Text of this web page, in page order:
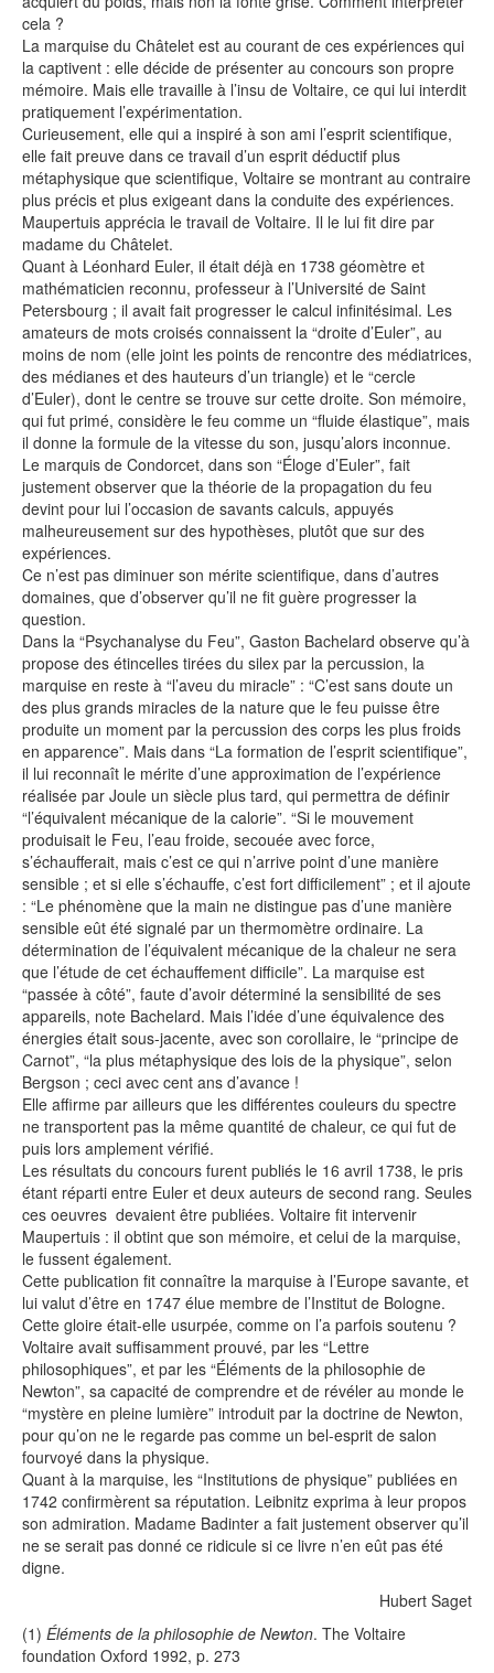
cela ?
La marquise du Châtelet est au courant de ces expériences qui
la captivent : elle décide de présenter au concours son propre
mémoire. Mais elle travaille à l’insu de Voltaire, ce qui lui interdit
pratiquement l’expérimentation.
Curieusement, elle qui a inspiré à son ami l’esprit scientifique,
elle fait preuve dans ce travail d’un esprit déductif plus
métaphysique que scientifique, Voltaire se montrant au contraire
plus précis et plus exigeant dans la conduite des expériences.
Maupertuis apprécia le travail de Voltaire. Il le lui fit dire par
madame du Châtelet.
Quant à Léonhard Euler, il était déjà en 1738 géomètre et
mathématicien reconnu, professeur à l’Université de Saint
Petersbourg ; il avait fait progresser le calcul infinitésimal. Les
amateurs de mots croisés connaissent la “droite d’Euler”, au
moins de nom (elle joint les points de rencontre des médiatrices,
des médianes et des hauteurs d’un triangle) et le “cercle
d’Euler), dont le centre se trouve sur cette droite. Son mémoire,
qui fut primé, considère le feu comme un “fluide élastique”, mais
il donne la formule de la vitesse du son, jusqu’alors inconnue.
Le marquis de Condorcet, dans son “Éloge d’Euler”, fait
justement observer que la théorie de la propagation du feu
devint pour lui l’occasion de savants calculs, appuyés
malheureusement sur des hypothèses, plutôt que sur des
expériences.
Ce n’est pas diminuer son mérite scientifique, dans d’autres
domaines, que d’observer qu’il ne fit guère progresser la
question.
Dans la “Psychanalyse du Feu”, Gaston Bachelard observe qu’à
propose des étincelles tirées du silex par la percussion, la
marquise en reste à “l’aveu du miracle” : “C’est sans doute un
des plus grands miracles de la nature que le feu puisse être
produite un moment par la percussion des corps les plus froids
en apparence”. Mais dans “La formation de l’esprit scientifique”,
il lui reconnaît le mérite d’une approximation de l’expérience
réalisée par Joule un siècle plus tard, qui permettra de définir
“l’équivalent mécanique de la calorie”. “Si le mouvement
produisait le Feu, l’eau froide, secouée avec force,
s’échaufferait, mais c’est ce qui n’arrive point d’une manière
sensible ; et si elle s’échauffe, c’est fort difficilement” ; et il ajoute
: “Le phénomène que la main ne distingue pas d’une manière
sensible eût été signalé par un thermomètre ordinaire. La
détermination de l’équivalent mécanique de la chaleur ne sera
que l’étude de cet échauffement difficile”. La marquise est
“passée à côté”, faute d’avoir déterminé la sensibilité de ses
appareils, note Bachelard. Mais l’idée d’une équivalence des
énergies était sous-jacente, avec son corollaire, le “principe de
Carnot”, “la plus métaphysique des lois de la physique”, selon
Bergson ; ceci avec cent ans d’avance !
Elle affirme par ailleurs que les différentes couleurs du spectre
ne transportent pas la même quantité de chaleur, ce qui fut de
puis lors amplement vérifié.
Les résultats du concours furent publiés le 16 avril 1738, le pris
étant réparti entre Euler et deux auteurs de second rang. Seules
ces oeuvres devaient être publiées. Voltaire fit intervenir
Maupertuis : il obtint que son mémoire, et celui de la marquise,
le fussent également.
Cette publication fit connaître la marquise à l’Europe savante, et
lui valut d’être en 1747 élue membre de l’Institut de Bologne.
Cette gloire était-elle usurpée, comme on l’a parfois soutenu ?
Voltaire avait suffisamment prouvé, par les “Lettre
philosophiques”, et par les “Éléments de la philosophie de
Newton”, sa capacité de comprendre et de révéler au monde le
“mystère en pleine lumière” introduit par la doctrine de Newton,
pour qu’on ne le regarde pas comme un bel-esprit de salon
fourvoyé dans la physique.
Quant à la marquise, les “Institutions de physique” publiées en
1742 confirmèrent sa réputation. Leibnitz exprima à leur propos
son admiration. Madame Badinter a fait justement observer qu’il
ne se serait pas donné ce ridicule si ce livre n’en eût pas été
digne.
Hubert Saget
(1) Éléments de la philosophie de Newton. The Voltaire
foundation Oxford 1992, p. 273